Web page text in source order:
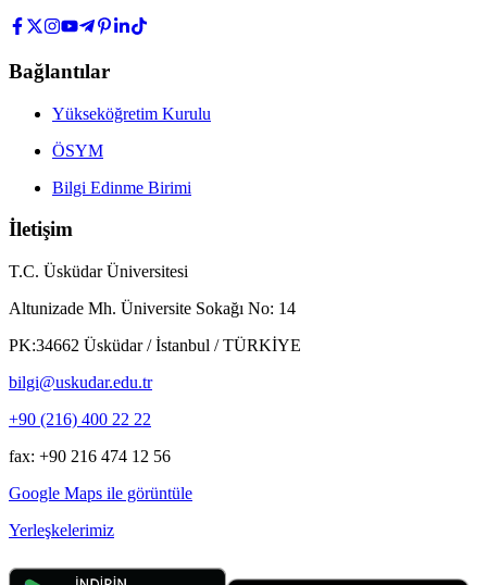
Bağlantılar
Yükseköğretim Kurulu
ÖSYM
Bilgi Edinme Birimi
İletişim
T.C. Üsküdar Üniversitesi
Altunizade Mh. Üniversite Sokağı No: 14
PK:34662 Üsküdar / İstanbul / TÜRKİYE
bilgi@uskudar.edu.tr
+90 (216) 400 22 22
fax: +90 216 474 12 56
Google Maps ile görüntüle
Yerleşkelerimiz